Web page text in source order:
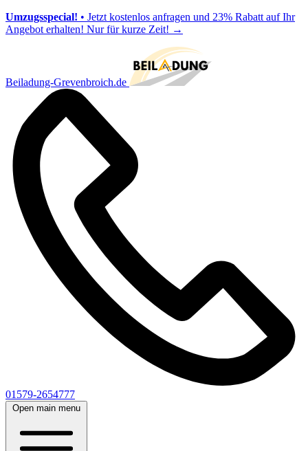
Umzugsspecial! • Jetzt kostenlos anfragen und 23% Rabatt auf Ihr
Angebot erhalten! Nur für kurze Zeit! →
Beiladung-Grevenbroich.de
01579-2654777
Open main menu